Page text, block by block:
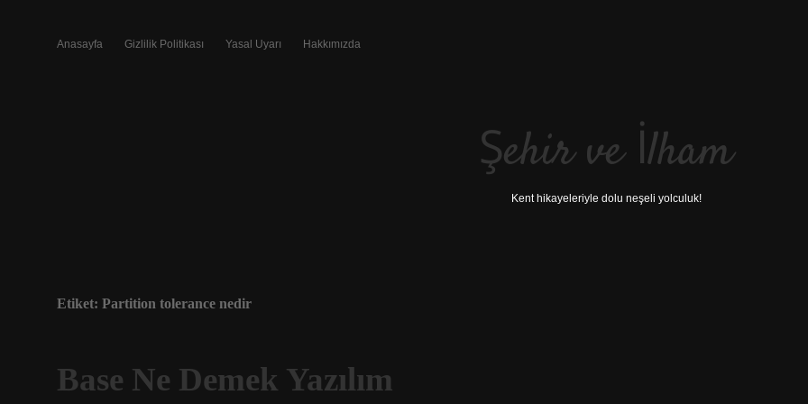
Anasayfa Gizlilik Politikası Yasal Uyarı Hakkımızda
Şehir ve İlham
Kent hikayeleriyle dolu neşeli yolculuk!
Etiket: Partition tolerance nedir
Base Ne Demek Yazılım